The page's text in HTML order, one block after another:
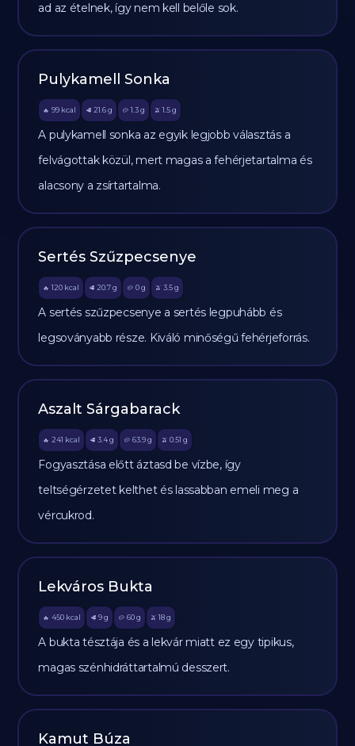
ad az ételnek, így nem kell belőle sok.
Pulykamell Sonka
🔥 99 kcal 🥩 21.6 g 🥔 1.3g 🫒 1.5 g
A pulykamell sonka az egyik legjobb választás a
felvágottak közül, mert magas a fehérjetartalma és
alacsony a zsírtartalma.
Sertés Szűzpecsenye
🔥 120 kcal 🥩 20.7 g 🥔 0g 🫒 3.5 g
A sertés szűzpecsenye a sertés legpuhább és
legsoványabb része. Kiváló minőségű fehérjeforrás.
Aszalt Sárgabarack
🔥 241 kcal 🥩 3.4 g 🥔 63.9g 🫒 0.51 g
Fogyasztása előtt áztasd be vízbe, így
teltségérzetet kelthet és lassabban emeli meg a
vércukrod.
Lekváros Bukta
🔥 450 kcal 🥩 9 g 🥔 60g 🫒 18 g
A bukta tésztája és a lekvár miatt ez egy tipikus,
magas szénhidráttartalmú desszert.
Kamut Búza